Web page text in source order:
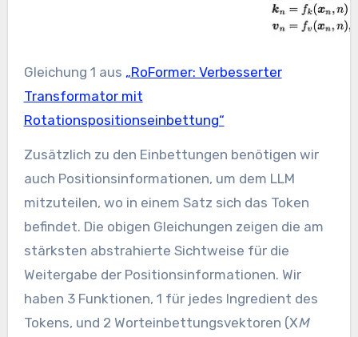
Gleichung 1 aus „RoFormer: Verbesserter
Transformator mit
Rotationspositionseinbettung“
Zusätzlich zu den Einbettungen benötigen wir
auch Positionsinformationen, um dem LLM
mitzuteilen, wo in einem Satz sich das Token
befindet. Die obigen Gleichungen zeigen die am
stärksten abstrahierte Sichtweise für die
Weitergabe der Positionsinformationen. Wir
haben 3 Funktionen, 1 für jedes Ingredient des
Tokens, und 2 Worteinbettungsvektoren (XM